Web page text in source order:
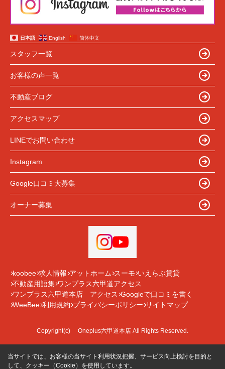
日本語 English 简体中文
スタッフ一覧
お客様の声一覧
不動産ブログ
アクセスマップ
LINEでお問い合わせ
Instagram
Google口コミ大募集
オーナー募集
koobee 求人情報 アットホーム スーモ いえらぶ賃貸
不動産用語集 ワンプラス六甲道アクセス
ワンプラス六甲道本店 アクセス Googleで口コミを書く
WeeBee 利用規約 プライバシーポリシー サイトマップ
Copyright(c) Oneplus六甲道本店 All Rights Reserved.
当サイトでは、お客様の当サイト利用状況把握、サービス向上検討を目的と
して、クッキー（Cookie）を使用しています。